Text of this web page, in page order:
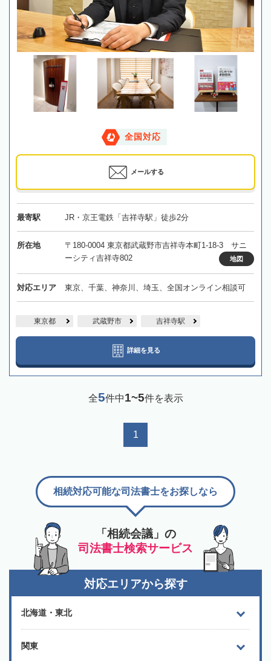
全国対応
メールする
最寄駅 JR・京王電鉄「吉祥寺駅」徒歩2分
所在地
〒180-0004 東京都武蔵野市吉祥寺本町1-18-3 サニ
ーシティ吉祥寺802
地図
対応エリア 東京、千葉、神奈川、埼玉、全国オンライン相談可
東京都 武蔵野市 吉祥寺駅
詳細を見る
全5件中1~5件を表示
1
「相続会議」の
司法書士検索サービス
相続対応可能な司法書士をお探しなら
対応エリアから探す
北海道・東北
関東